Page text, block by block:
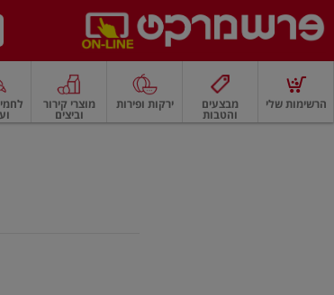
דלג לתפריט הקטגוריות
דלג לתוכן הראשי
דלג לתפריט התחתון
הרשימות שלי מבצעים
והטבות
ירקות ופירות מוצרי קירור
וביצים
ירקותירקותעלים ועשבי תיבולפירותפירותפירות יבשים